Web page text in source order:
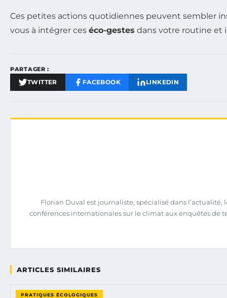
Ces petites actions quotidiennes peuvent sembler
vous à intégrer ces éco-gestes dans votre routine et
PARTAGER :
TWITTER FACEBOOK LINKEDIN
Florian Duval est journaliste, spécialisé dans
conférences internationales sur le climat aux enquêtes de
ARTICLES SIMILAIRES
PRATIQUES ÉCOLOGIQUES